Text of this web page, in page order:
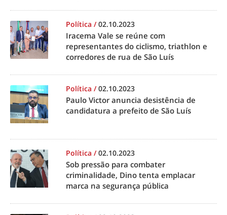
Política /02.10.2023
Iracema Vale se reúne com
representantes do ciclismo, triathlon e
corredores de rua de São Luís
Política /02.10.2023
Paulo Victor anuncia desistência de
candidatura a prefeito de São Luís
Política /02.10.2023
Sob pressão para combater
criminalidade, Dino tenta emplacar
marca na segurança pública